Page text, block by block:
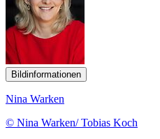
Bildinformationen
Nina Warken
© Nina Warken/ Tobias Koch